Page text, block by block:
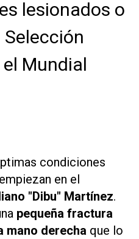
lesionados o
Mundial
condiciones
en el
"Dibu" Martínez.
pequeña fractura
mano derecha que lo